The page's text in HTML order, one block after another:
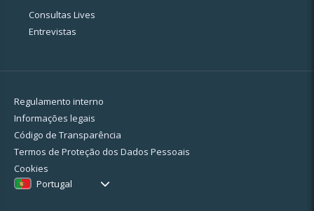
Consultas Lives
Entrevistas
Regulamento interno
Informações legais
Código de Transparência
Termos de Proteção dos Dados Pessoais
Cookies
Portugal